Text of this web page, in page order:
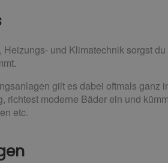
und Klimatechnik sorgst
gilt es dabei oftmals
richtest moderne Bäder ein und
etc.